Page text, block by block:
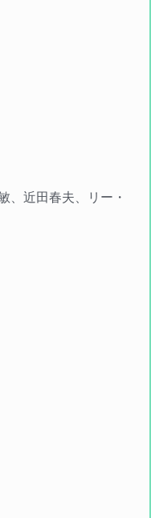
、近田春夫、リー・